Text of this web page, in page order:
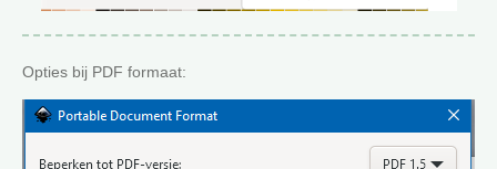
Opties bij PDF formaat: